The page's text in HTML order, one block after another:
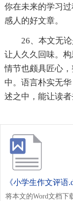
你在未来的学习
感人的好文章。
26、本文无
让人久久回味。
情节也颇具匠心
中。语言朴实无
述之中，能让读者
《小学生作文评语
将本文的Word文档下